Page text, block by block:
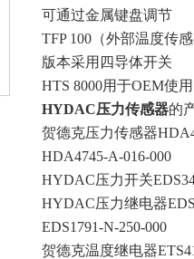
可通过金属键盘调节
TFP 100（外部温度传
版本采用四导体开关
HTS 8000用于OEM使
HYDAC压力传感器的
贺德克压力传感器
HDA4745-A-016-000
HYDAC压力开关
HYDAC压力继电器
EDS1791-N-250-000
贺德克温度继电器